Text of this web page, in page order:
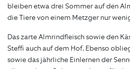
bleiben etwa drei Sommer auf den
die Tiere von einem Metzger nur
Das zarte Almrindfleisch sowie den
Steffi auch auf dem Hof. Ebenso
sowie das jährliche Einlernen der